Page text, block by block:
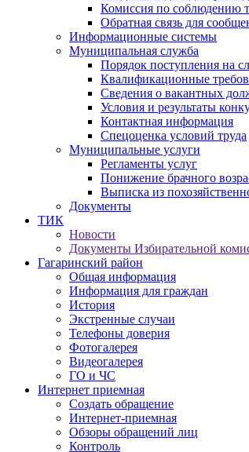
Комиссия по соблюдению
Обратная связь для
Информационные системы
Муниципальная служба
Порядок поступления на
Квалификационные
Сведения о вакантных
Условия и результаты
Контактная информация
Спецоценка условий труда
Муниципальные услуги
Регламенты услуг
Понижение брачного
Выписка из
Документы
ТИК
Новости
Документы Избирательной
Гагаринский район
Общая информация
Информация для граждан
История
Экстренные случаи
Телефоны доверия
Фотогалерея
Видеогалерея
ГО и ЧС
Интернет приемная
Создать обращение
Интернет-приемная
Обзоры обращений лиц
Контроль